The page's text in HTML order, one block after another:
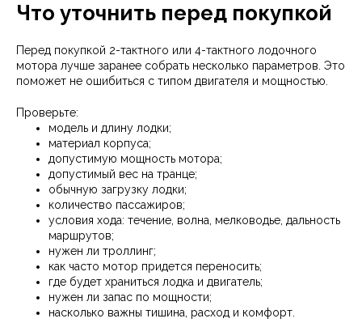
Что уточнить перед покупкой
Перед покупкой 2-тактного или 4-тактного лодочного
мотора лучше заранее собрать несколько параметров. Это
поможет не ошибиться с типом двигателя и мощностью.
Проверьте:
модель и длину лодки;
материал корпуса;
допустимую мощность мотора;
допустимый вес на транце;
обычную загрузку лодки;
количество пассажиров;
условия хода: течение, волна, мелководье, дальность
маршрутов;
нужен ли троллинг;
как часто мотор придется переносить;
где будет храниться лодка и двигатель;
нужен ли запас по мощности;
насколько важны тишина, расход и комфорт.